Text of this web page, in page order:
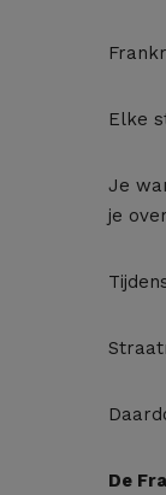
Elke
Je
je
De